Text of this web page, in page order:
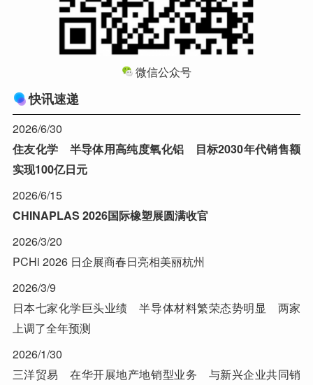
微信公众号
快讯速递
2026/6/30
住友化学 半导体用高纯度氧化铝 目标2030年代销售额
实现100亿日元
2026/6/15
CHINAPLAS 2026国际橡塑展圆满收官
2026/3/20
PCHi 2026 日企展商春日亮相美丽杭州
2026/3/9
日本七家化学巨头业绩 半导体材料繁荣态势明显 两家
上调了全年预测
2026/1/30
三洋贸易 在华开展地产地销型业务 与新兴企业共同销